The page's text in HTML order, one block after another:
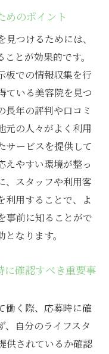
リア形成の方法
間関係構築術
キルアッププラ
るための心構え
実践法
パートの求人を
ネットワークの
報のキャッチア
質問事項
確にするための
めのポイント
つけるためには、
とが効果的です。
板での情報収集を行
ている美容院を見つ
長年の評判や口コミ
元の人々がよく利用
サービスを提供して
えやすい環境が整っ
、スタッフや利用客
利用することで、よ
事前に知ることがで
なります。
に確認すべき重要事
働く際、応募時に確
、自分のライフスタ
供されているか確認